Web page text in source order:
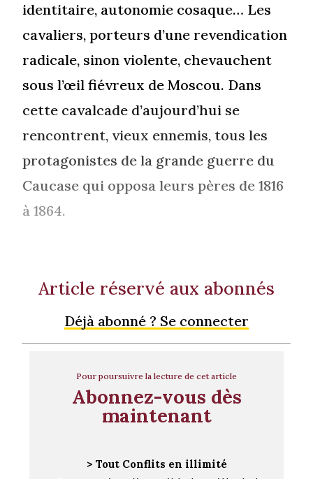
identitaire, autonomie cosaque… Les
cavaliers, porteurs d’une revendication
radicale, sinon violente, chevauchent
sous l’œil fiévreux de Moscou. Dans
cette cavalcade d’aujourd’hui se
rencontrent, vieux ennemis, tous les
protagonistes de la grande guerre du
Caucase qui opposa leurs pères de 1816
à 1864.
Article réservé aux abonnés
Déjà abonné ? Se connecter
Pour poursuivre la lecture de cet article
Abonnez-vous dès
maintenant
> Tout Conflits en illimité